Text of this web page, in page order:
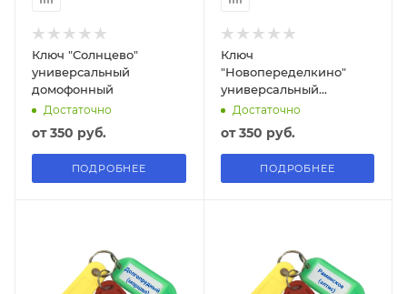
Ключ "Солнцево"
универсальный
домофонный
Достаточно
от350 руб.
ПОДРОБНЕЕ
Ключ
"Новопеределкино"
универсальный
домофонный
Достаточно
от350 руб.
ПОДРОБНЕЕ